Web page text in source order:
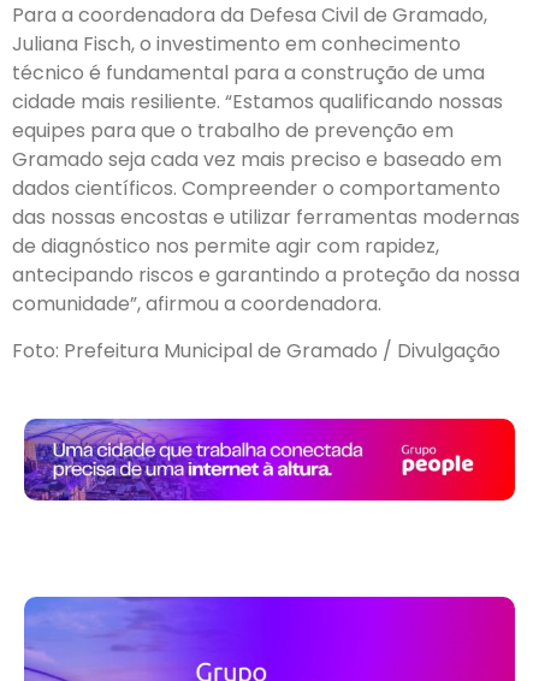
Para a coordenadora da Defesa Civil de Gramado,
Juliana Fisch, o investimento em conhecimento
técnico é fundamental para a construção de uma
cidade mais resiliente. “Estamos qualificando nossas
equipes para que o trabalho de prevenção em
Gramado seja cada vez mais preciso e baseado em
dados científicos. Compreender o comportamento
das nossas encostas e utilizar ferramentas modernas
de diagnóstico nos permite agir com rapidez,
antecipando riscos e garantindo a proteção da nossa
comunidade”, afirmou a coordenadora.
Foto: Prefeitura Municipal de Gramado / Divulgação